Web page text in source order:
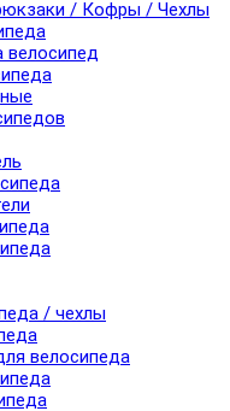
/ Кофры / Чехлы
велосипед
/ чехлы
велосипеда